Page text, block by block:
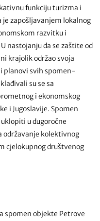
funkciju turizma i
zapošljavanjem lokalnog
razvitku i
nastojanju da se zaštite od
krajolik održao svoja
planovi svih spomen-
su se sa
i ekonomskog
i Jugoslavije. Spomen
u dugoročne
održavanje kolektivnog
cjelokupnog društvenog
spomen objekte Petrove